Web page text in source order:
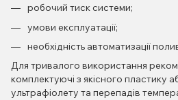
робочий тиск системи;
умови експлуатації;
необхідність автоматизації
Для тривалого використання
комплектуючі з якісного пластику
ультрафіолету та перепадів